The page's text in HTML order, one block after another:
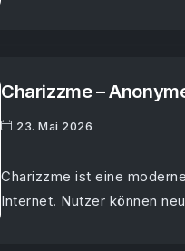
Charizzme –
23. Mai 2026
Charizzme ist eine
Internet. Nutzer können